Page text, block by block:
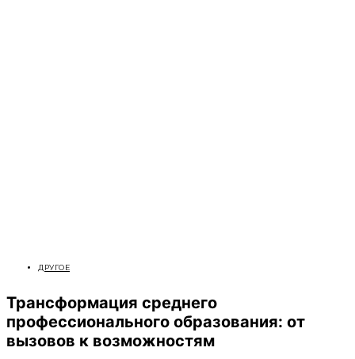
ДРУГОЕ
Трансформация среднего
профессионального образования: от
вызовов к возможностям